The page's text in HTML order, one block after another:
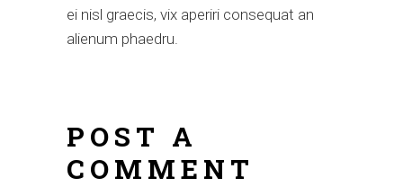
ei nisl graecis, vix aperiri consequat an
alienum phaedru.
POST A
COMMENT